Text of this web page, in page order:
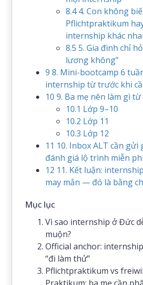
8.44. Con không
Pflichtpraktikum
internship khác
8.5 5. Gia đình chỉ
lương không”
9 8. Mini-bootcamp 6
internship từ trước khi
10 9. Ba mẹ nên làm gì từ
10.1 Lớp 9–10
10.2 Lớp 11
10.3 Lớp 12
11 10. Inbox ALT cần gửi
đánh giá lộ trình miễn
12 11. Kết luận:
may mắn — đó là bằng
Mục lục
Vì sao internship ở Đức
muộn?
Official anchor:
“đi làm thử”
Pflichtpraktikum vs